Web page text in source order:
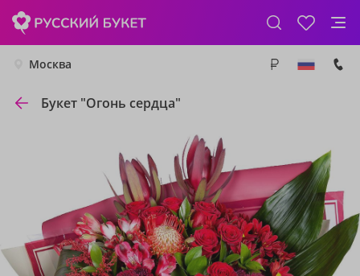
Москва
Букет "Огонь сердца"